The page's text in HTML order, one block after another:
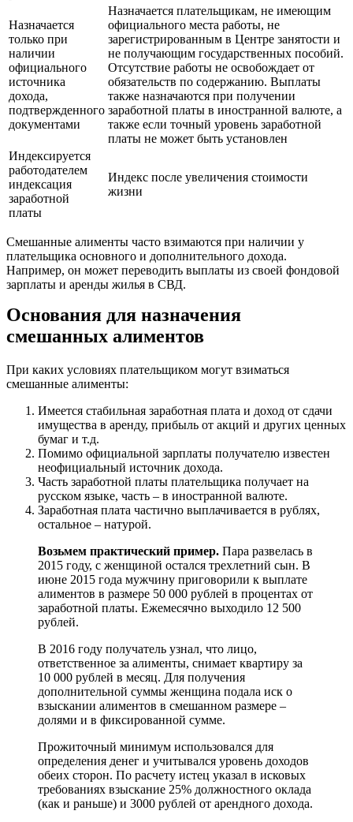
Назначается
только при
наличии
официального
источника
дохода,
подтвержденного
документами
Назначается плательщикам, не имеющим
официального места работы, не
зарегистрированным в Центре занятости и
не получающим государственных пособий.
Отсутствие работы не освобождает от
обязательств по содержанию. Выплаты
также назначаются при получении
заработной платы в иностранной валюте, а
также если точный уровень заработной
платы не может быть установлен
Индексируется
работодателем
индексация
заработной
платы
Индекс после увеличения стоимости
жизни
Смешанные алименты часто взимаются при наличии у
плательщика основного и дополнительного дохода.
Например, он может переводить выплаты из своей фондовой
зарплаты и аренды жилья в СВД.
Основания для назначения
смешанных алиментов
При каких условиях плательщиком могут взиматься
смешанные алименты:
Имеется стабильная заработная плата и доход от сдачи
имущества в аренду, прибыль от акций и других ценных
бумаг и т.д.
Помимо официальной зарплаты получателю известен
неофициальный источник дохода.
Часть заработной платы плательщика получает на
русском языке, часть – в иностранной валюте.
Заработная плата частично выплачивается в рублях,
остальное – натурой.
Возьмем практический пример. Пара развелась в
2015 году, с женщиной остался трехлетний сын. В
июне 2015 года мужчину приговорили к выплате
алиментов в размере 50 000 рублей в процентах от
заработной платы. Ежемесячно выходило 12 500
рублей.
В 2016 году получатель узнал, что лицо,
ответственное за алименты, снимает квартиру за
10 000 рублей в месяц. Для получения
дополнительной суммы женщина подала иск о
взыскании алиментов в смешанном размере –
долями и в фиксированной сумме.
Прожиточный минимум использовался для
определения денег и учитывался уровень доходов
обеих сторон. По расчету истец указал в исковых
требованиях взыскание 25% должностного оклада
(как и раньше) и 3000 рублей от арендного дохода.